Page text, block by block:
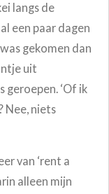
langs de
een paar dagen
gekomen dan
uit
geroepen. ‘Of ik
Nee, niets
van ‘rent a
alleen mijn